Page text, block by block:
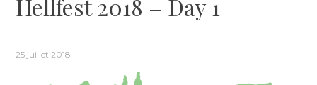
Hellfest 2018 – Day 1
25 juillet 2018